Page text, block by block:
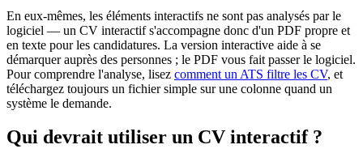
En eux-mêmes, les éléments interactifs ne sont pas analysés par le
logiciel — un CV interactif s'accompagne donc d'un PDF propre et
en texte pour les candidatures. La version interactive aide à se
démarquer auprès des personnes ; le PDF vous fait passer le logiciel.
Pour comprendre l'analyse, lisez comment un ATS filtre les CV, et
téléchargez toujours un fichier simple sur une colonne quand un
système le demande.
Qui devrait utiliser un CV interactif ?